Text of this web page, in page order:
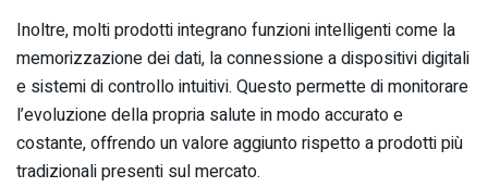
Inoltre, molti prodotti integrano funzioni intelligenti come la
memorizzazione dei dati, la connessione a dispositivi digitali
e sistemi di controllo intuitivi. Questo permette di monitorare
l’evoluzione della propria salute in modo accurato e
costante, offrendo un valore aggiunto rispetto a prodotti più
tradizionali presenti sul mercato.